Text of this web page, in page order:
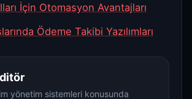
İçin Otomasyon Avantajları
Ödeme Takibi Yazılımları
yönetim sistemleri konusunda